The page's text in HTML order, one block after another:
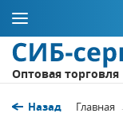
Оптовая торговля
Назад Главная